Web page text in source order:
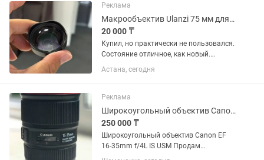
широкоугольного до портретного,...
Реклама
Макрообъектив Ulanzi 75 мм для смартфона
20 000 ₸
Купил, но практически не пользовался.
Состояние отличное, как новый.
Идеально подходит для макросъемки:
цветы, насекомые, украшения,
фокусировка на расстоянии...
Астана, сегодня
Реклама
Широкоугольный объектив Canon EF 16-35mm f/4L IS USM
250 000 ₸
Широкоугольный объектив Canon EF
16-35mm f/4L IS USM Продам
широкоугольный объектив Canon